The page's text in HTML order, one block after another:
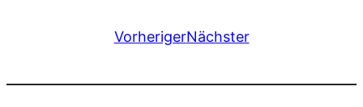
VorherigerNächster